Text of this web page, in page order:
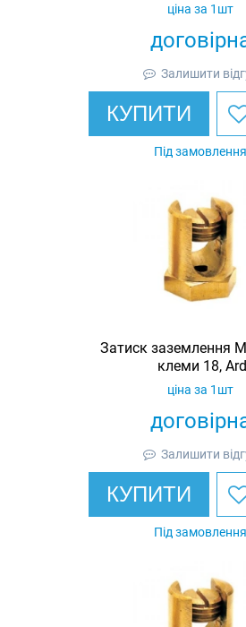
ціна за 1шт
Залишити
КУПИТИ
Під замовлення
Затиск заземлення
клеми 18,
ціна за 1шт
Залишити
КУПИТИ
Під замовлення